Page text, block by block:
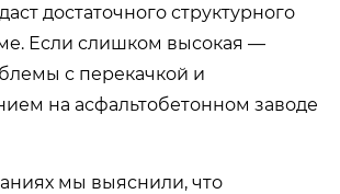
достаточного структурного
Если слишком высокая —
с перекачкой и
на асфальтобетонном заводе
мы выяснили, что